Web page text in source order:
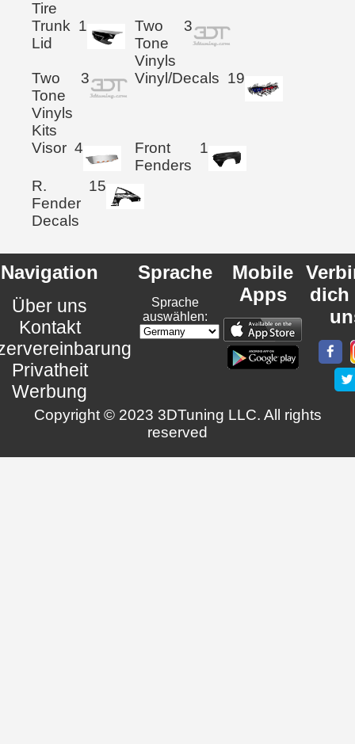
Tire
Trunk
Lid
1
Two
Tone
Vinyls
3
Two
Tone
Vinyls
Kits
3 Vinyl/Decals 19
Visor 4
Front
Fenders
1
R.
Fender
Decals
15
Navigation
Über uns
Kontakt
Privatheit
Werbung
Sprache
Sprache
auswählen:
Mobile
Apps
dich
Copyright © 2023 3DTuning LLC. All rights
reserved